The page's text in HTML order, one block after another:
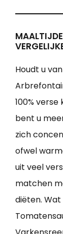
Houdt u
100%
bent u
zich
ofwel
uit veel
matchen
diëten.